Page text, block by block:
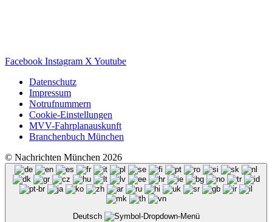
Facebook Instagram X Youtube
Datenschutz
Impressum
Notrufnummern
Cookie-Einstellungen
MVV-Fahrplanauskunft
Branchenbuch München
© Nachrichten München 2026
Deutsch